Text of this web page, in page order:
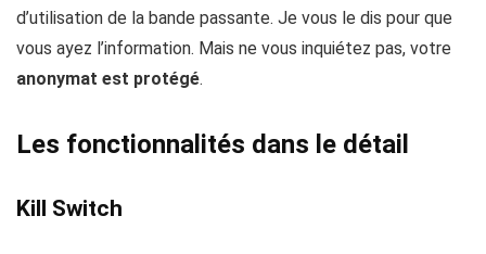
d’utilisation de la bande passante. Je vous le dis pour que
vous ayez l’information. Mais ne vous inquiétez pas, votre
anonymat est protégé.
Les fonctionnalités dans le détail
Kill Switch